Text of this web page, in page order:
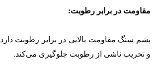
مقاومت در برابر رطوبت:
پشم سنگ مقاومت بالایی در برابر رطوبت
و تخریب ناشی از رطوبت جلوگیری می‌کند.